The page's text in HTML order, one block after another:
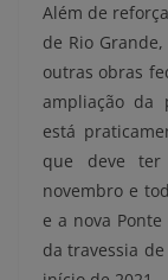
Além de
de Rio
outras obras
ampliação da
está
que deve ter
novembro e
e a nova
da travessia